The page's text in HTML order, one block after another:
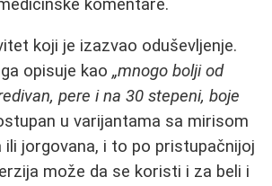
komentare.
koji je izazvao oduševljenje.
opisuje kao „mnogo bolji od
pere i na 30 stepeni, boje
u varijantama sa mirisom
ili jorgovana, i to po pristupačnijoj
može da se koristi i za beli i